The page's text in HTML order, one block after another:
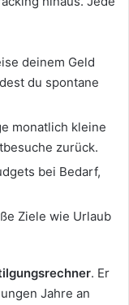
deinem Geld
du spontane
monatlich kleine
zurück.
bei Bedarf,
Ziele wie Urlaub
. Er
Jahre an